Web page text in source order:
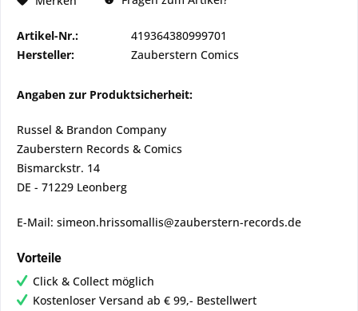
Artikel-Nr.:
419364380999701
Hersteller:
Zauberstern Comics
Angaben zur Produktsicherheit:
Russel & Brandon Company
Zauberstern Records & Comics
Bismarckstr. 14
DE - 71229 Leonberg
E-Mail: simeon.hrissomallis@zauberstern-records.de
Vorteile
Click & Collect möglich
Kostenloser Versand ab € 99,- Bestellwert